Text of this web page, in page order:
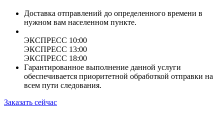
Доставка отправлений до определенного времени в
нужном вам населенном пункте.
ЭКСПРЕСС 10:00
ЭКСПРЕСС 13:00
ЭКСПРЕСС 18:00
Гарантированное выполнение данной услуги
обеспечивается приоритетной обработкой отправки на
всем пути следования.
Заказать сейчас